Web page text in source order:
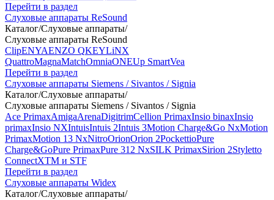
Перейти в раздел
Слуховые аппараты ReSound
Каталог/Слуховые аппараты/
Слуховые аппараты ReSound
ClipENYAENZO QKEYLiNX
QuattroMagnaMatchOmniaONEUp SmartVea
Перейти в раздел
Слуховые аппараты Siemens / Sivantos / Signia
Каталог/Слуховые аппараты/
Слуховые аппараты Siemens / Sivantos / Signia
Ace PrimaxAmigaArenaDigitrimCellion PrimaxInsio binaxInsio
primaxInsio NXIntuisIntuis 2Intuis 3Motion Charge&Go NxMotion
PrimaxMotion 13 NxNitroOrionOrion 2PockettioPure
Charge&GoPure PrimaxPure 312 NxSILK PrimaxSirion 2Styletto
ConnectXTM и STF
Перейти в раздел
Слуховые аппараты Widex
Каталог/Слуховые аппараты/